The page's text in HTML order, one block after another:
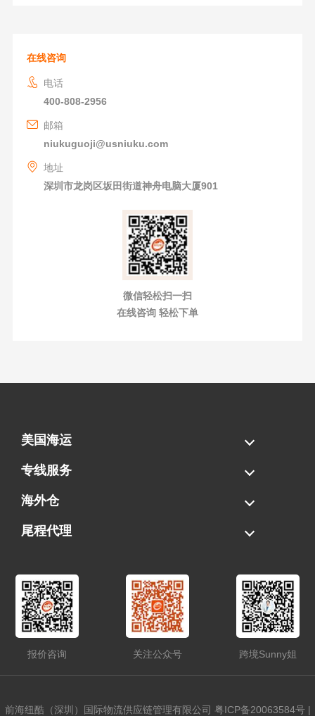
在线咨询
电话
400-808-2956
邮箱
niukuguoji@usniuku.com
地址
深圳市龙岗区坂田街道神舟电脑大厦901
微信轻松扫一扫
在线咨询 轻松下单
美国海运
海运拼柜
海运整柜
美国海卡
加拿大海运
专线服务
FBA专线直送
超大件专线
AWD专线
电池专线
海外仓
一件代发
FBA中转
贴标换标
拆柜/存储
尾程代理
报价咨询 关注公众号 跨境Sunny姐
前海纽酷（深圳）国际物流供应链管理有限公司 粤ICP备20063584号|